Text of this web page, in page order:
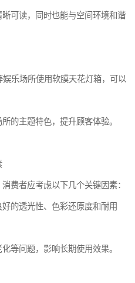
可读，同时也能与空间环境和谐
乐场所使用软膜天花灯箱，可以
的主题特色，提升顾客体验。
费者应考虑以下几个关键因素：
的透光性、色彩还原度和耐用
等问题，影响长期使用效果。